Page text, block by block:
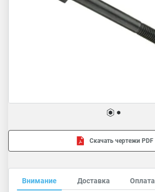
Скачать чертежи PDF
Внимание Доставка Оплата